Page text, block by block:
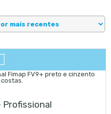
Profissional